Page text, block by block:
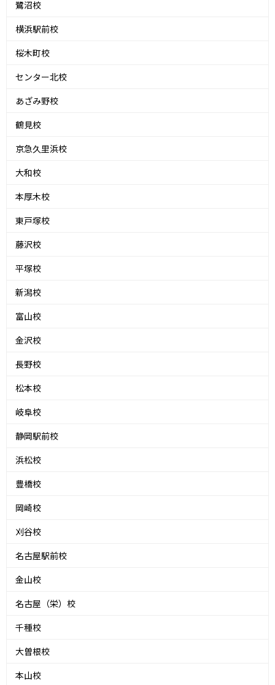
鷺沼校
横浜駅前校
桜木町校
センター北校
あざみ野校
鶴見校
京急久里浜校
大和校
本厚木校
東戸塚校
藤沢校
平塚校
新潟校
富山校
金沢校
長野校
松本校
岐阜校
静岡駅前校
浜松校
豊橋校
岡崎校
刈谷校
名古屋駅前校
金山校
名古屋（栄）校
千種校
大曽根校
本山校